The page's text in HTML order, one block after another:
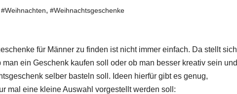
#Weihnachten, #Weihnachtsgeschenke
für Männer zu finden ist nicht immer einfach. Da stellt sich
man ein Geschenk kaufen soll oder ob man besser kreativ sein und
selber basteln soll. Ideen hierfür gibt es genug,
mal eine kleine Auswahl vorgestellt werden soll: